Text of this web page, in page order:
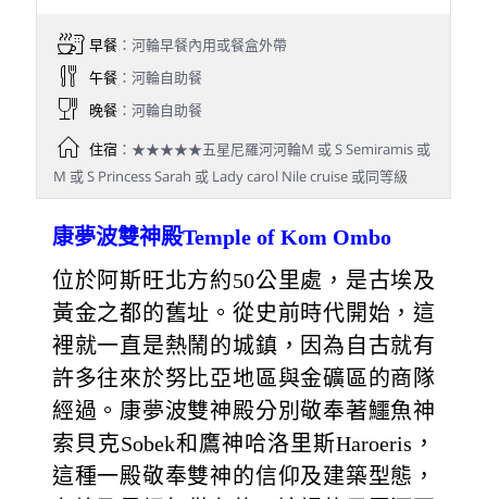
早餐：河輪早餐內用或餐盒外帶
午餐：河輪自助餐
晚餐：河輪自助餐
住宿：★★★★★五星尼羅河河輪M 或 S Semiramis 或
M 或 S Princess Sarah 或 Lady carol Nile cruise 或同等級
康夢波雙神殿Temple of Kom Ombo
位於阿斯旺北方約50公里處，是古埃及
黃金之都的舊址。從史前時代開始，這
裡就一直是熱鬧的城鎮，因為自古就有
許多往來於努比亞地區與金礦區的商隊
經過。康夢波雙神殿分別敬奉著鱷魚神
索貝克Sobek和鷹神哈洛里斯Haroeris，
這種一殿敬奉雙神的信仰及建築型態，